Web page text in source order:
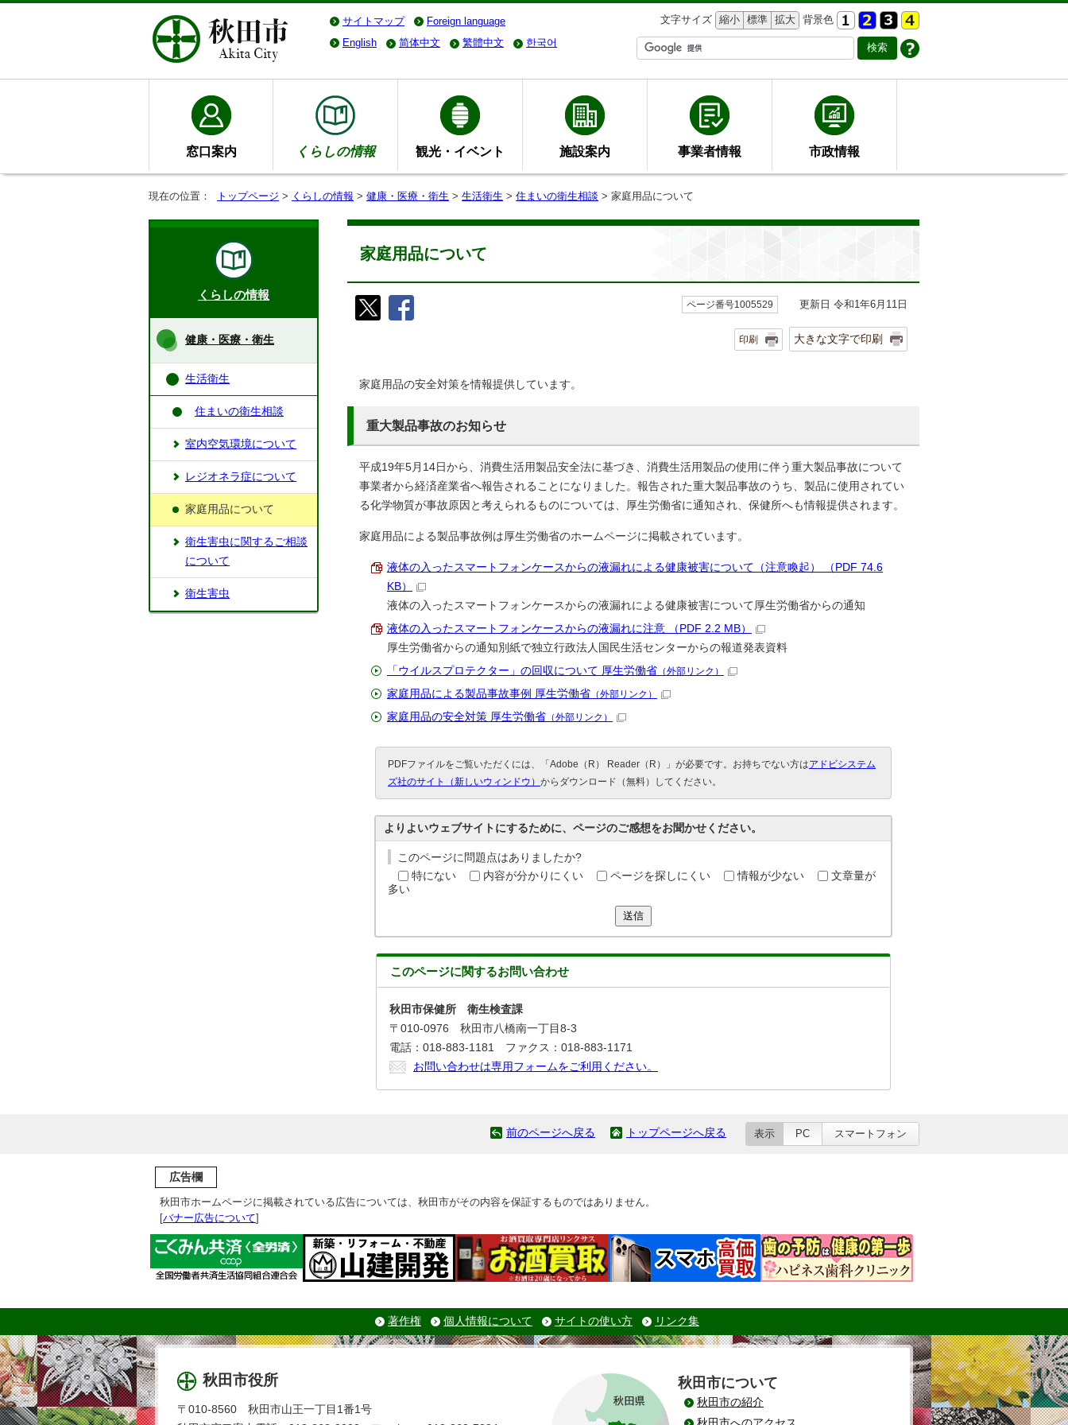
サイトマップ Foreign language 文字サイズ 縮小 標準 拡大 背景色
English
简体中文 繁體中文 한국어
窓口案内 くらしの情報 観光・イベント 施設案内 事業者情報 市政情報
現在の位置： トップページ > くらしの情報 > 健康・医療・衛生 > 生活衛生 > 住まいの衛生相談 > 家庭用品について
家庭用品について
ページ番号1005529 更新日 令和1年6月11日
印刷 大きな文字で印刷
家庭用品の安全対策を情報提供しています。
重大製品事故のお知らせ
平成19年5月14日から、消費生活用製品安全法に基づき、消費生活用製品の使用に伴う重大製品事故について
事業者から経済産業省へ報告されることになりました。報告された重大製品事故のうち、製品に使用されてい
る化学物質が事故原因と考えられるものについては、厚生労働省に通知され、保健所へも情報提供されます。
家庭用品による製品事故例は厚生労働省のホームページに掲載されています。
液体の入ったスマートフォンケースからの液漏れによる健康被害について（注意喚起） （PDF 74.6
KB）
液体の入ったスマートフォンケースからの液漏れによる健康被害について厚生労働省からの通知
液体の入ったスマートフォンケースからの液漏れに注意 （PDF 2.2 MB）
厚生労働省からの通知別紙で独立行政法人国民生活センターからの報道発表資料
「ウイルスプロテクター」の回収について 厚生労働省 （外部リンク）
家庭用品による製品事故事例 厚生労働省 （外部リンク）
家庭用品の安全対策 厚生労働省 （外部リンク）
PDFファイルをご覧いただくには、「Adobe（R） Reader（R）」が必要です。お持ちでない方はアドビシステム
ズ社のサイト（新しいウィンドウ） からダウンロード（無料）してください。
よりよいウェブサイトにするために、ページのご感想をお聞かせください。
このページに問題点はありましたか?
特にない
内容が分かりにくい ページを探しにくい 情報が少ない
文章量が
多い
送信
このページに関するお問い合わせ
秋田市保健所 衛生検査課
〒010-0976 秋田市八橋南一丁目8-3
電話：018-883-1181 ファクス：018-883-1171
お問い合わせは専用フォームをご利用ください。
くらしの情報
健康・医療・衛生
生活衛生
住まいの衛生相談
室内空気環境について
レジオネラ症について
家庭用品について
衛生害虫に関するご相談
について
衛生害虫
前のページへ戻る トップページへ戻る 表示 PC スマートフォン
広告欄
秋田市ホームページに掲載されている広告については、秋田市がその内容を保証するものではありません。
[バナー広告について]
著作権 個人情報について サイトの使い方 リンク集
秋田市役所
〒010-8560 秋田市山王一丁目1番1号
秋田市について
秋田市の紹介